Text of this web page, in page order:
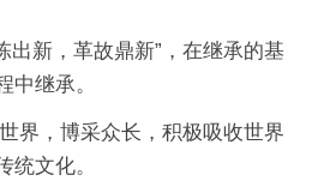
出新，革故鼎新”，在继承的基
中继承。
界，博采众长，积极吸收世界
统文化。